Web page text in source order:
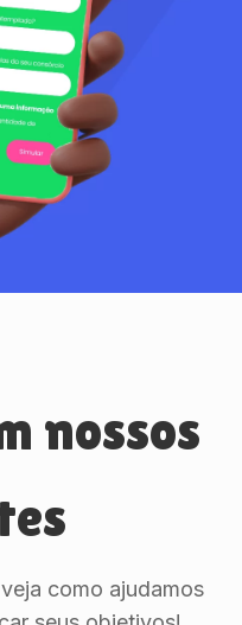
nossos
como ajudamos